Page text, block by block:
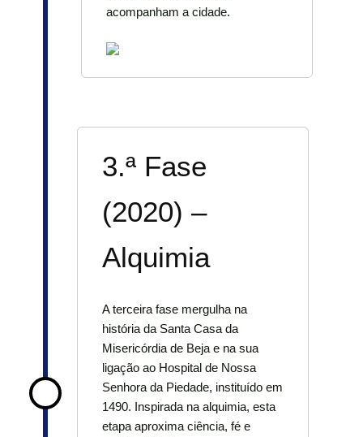
acompanham a cidade.
3.ª Fase
(2020) –
Alquimia
A terceira fase mergulha na
história da Santa Casa da
Misericórdia de Beja e na sua
ligação ao Hospital de Nossa
Senhora da Piedade, instituído em
1490. Inspirada na alquimia, esta
etapa aproxima ciência, fé e